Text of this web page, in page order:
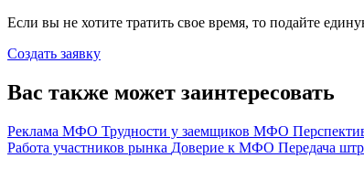
Если вы не хотите тратить свое время, то подайте
Создать заявку
Вас также может заинтересовать
Реклама МФО Трудности у заемщиков МФО
Работа участников рынка Доверие к МФО Передача